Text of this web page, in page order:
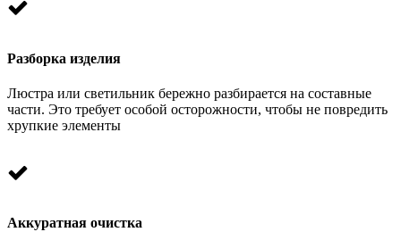
Разборка изделия
Люстра или светильник бережно разбирается на составные
части. Это требует особой осторожности, чтобы не повредить
хрупкие элементы
Аккуратная очистка